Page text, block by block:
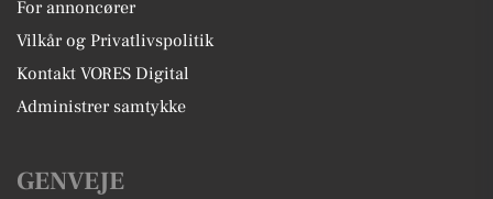
For annoncører
Vilkår og Privatlivspolitik
Kontakt VORES Digital
Administrer samtykke
GENVEJE